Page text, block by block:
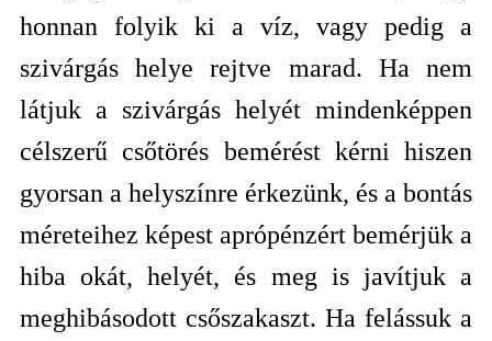
honnan folyik ki a víz, vagy pedig a
szivárgás helye rejtve marad. Ha nem
látjuk a szivárgás helyét mindenképpen
célszerű csőtörés bemérést kérni hiszen
gyorsan a helyszínre érkezünk, és a bontás
méreteihez képest aprópénzért bemérjük a
hiba okát, helyét, és meg is javítjuk a
meghibásodott csőszakaszt. Ha felássuk a